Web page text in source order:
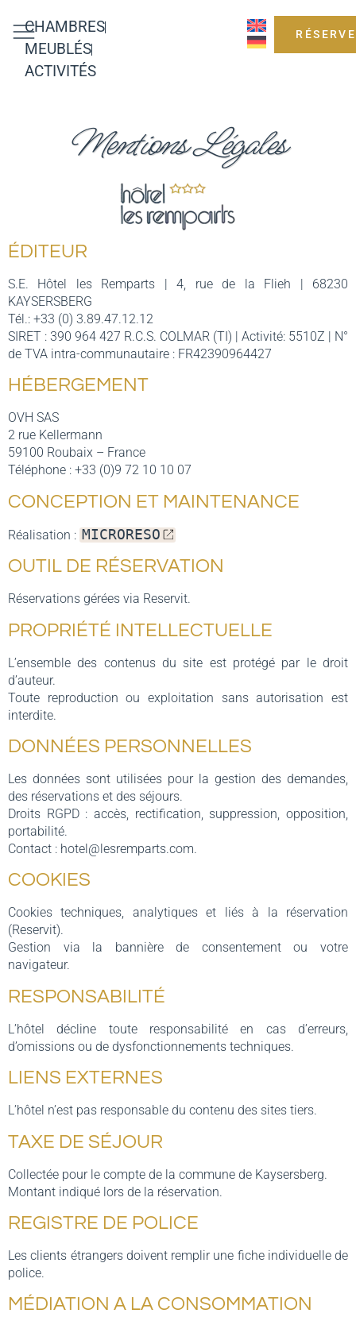
CHAMBRES
MEUBLÉS
ACTIVITÉS
Mentions Légales
ÉDITEUR
S.E. Hôtel les Remparts | 4, rue de la Flieh | 68230
KAYSERSBERG
Tél.: +33 (0) 3.89.47.12.12
SIRET : 390 964 427 R.C.S. COLMAR (TI) | Activité: 5510Z | N°
de TVA intra-communautaire : FR42390964427
HÉBERGEMENT
OVH SAS
2 rue Kellermann
59100 Roubaix – France
Téléphone : +33 (0)9 72 10 10 07
CONCEPTION ET MAINTENANCE
Réalisation : MICRORESO
OUTIL DE RÉSERVATION
Réservations gérées via Reservit.
PROPRIÉTÉ INTELLECTUELLE
L’ensemble des contenus du site est protégé par le droit
d’auteur.
Toute reproduction ou exploitation sans autorisation est
interdite.
DONNÉES PERSONNELLES
Les données sont utilisées pour la gestion des demandes,
des réservations et des séjours.
Droits RGPD : accès, rectification, suppression, opposition,
portabilité.
Contact : hotel@lesremparts.com.
COOKIES
Cookies techniques, analytiques et liés à la réservation
(Reservit).
Gestion via la bannière de consentement ou votre
navigateur.
RESPONSABILITÉ
L’hôtel décline toute responsabilité en cas d’erreurs,
d’omissions ou de dysfonctionnements techniques.
LIENS EXTERNES
L’hôtel n’est pas responsable du contenu des sites tiers.
TAXE DE SÉJOUR
Collectée pour le compte de la commune de Kaysersberg.
Montant indiqué lors de la réservation.
REGISTRE DE POLICE
Les clients étrangers doivent remplir une fiche individuelle de
police.
MÉDIATION A LA CONSOMMATION